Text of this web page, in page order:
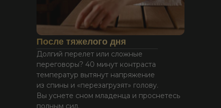
После тяжелого дня
Долгий перелет или сложные
переговоры? 40 минут контраста
температур вытянут напряжение
из спины и «перезагрузят» голову.
Вы уснете сном младенца и проснетесь
полным сил.